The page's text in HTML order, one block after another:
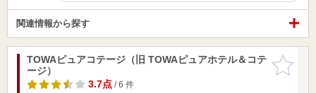
関連情報から探す
お気に入
りに追加
TOWAピュアコテージ（旧 TOWAピュアホテル＆コテ
ージ）
3.7点/ 6 件